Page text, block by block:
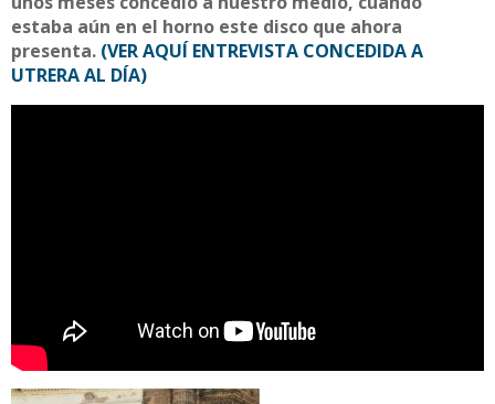
estaba aún en el horno este disco que ahora
presenta. (VER AQUÍ ENTREVISTA CONCEDIDA A
UTRERA AL DÍA)